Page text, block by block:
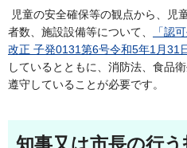
児童の安全確保等の観点から、児
者数、施設設備等について、
「認
改正 子発0131第6号令和5年1月31
しているとともに、消防法、食品
遵守していることが必要です。